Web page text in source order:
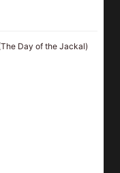
Day of the Jackal)